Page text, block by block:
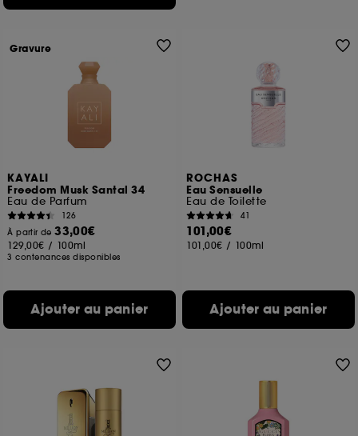
KAYALI
Freedom Musk Santal 34
Eau de Parfum
126
À partir de33,00€
129,00€ / 100ml
3 contenances disponibles
Ajouter au panier
Gravure
ROCHAS
Eau Sensuelle
Eau de Toilette
41
101,00€
101,00€ / 100ml
Ajouter au panier